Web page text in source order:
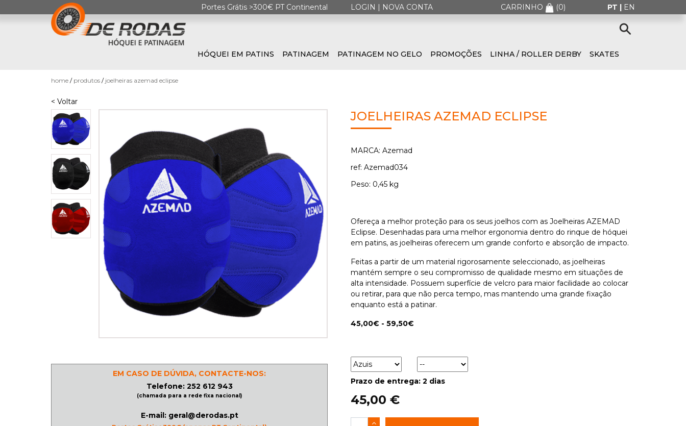
Portes Grátis >300€ PT Continental LOGIN | NOVA CONTA
HÓQUEI
PATINAGEM
CARRINHO (0) PT | EN
HÓQUEI EM PATINS PATINAGEM PATINAGEM NO GELO PROMOÇÕES LINHA / ROLLER DERBY SKATES
home produtos joelheiras azemad eclipse
< Voltar
EM CASO DE DÚVIDA, CONTACTE-NOS:
Telefone: 252 612 943
(chamada para a rede fixa nacional)
E-mail: geral@derodas.pt
JOELHEIRAS AZEMAD ECLIPSE
MARCA: Azemad
ref: Azemad034
Peso: 0,45 kg
Ofereça a melhor proteção para os seus joelhos com as Joelheiras AZEMAD
Eclipse. Desenhadas para uma melhor ergonomia dentro do rinque de hóquei
em patins, as joelheiras oferecem um grande conforto e absorção de impacto.
Feitas a partir de um material rigorosamente seleccionado, as joelheiras
mantém sempre o seu compromisso de qualidade mesmo em situações de
alta intensidade. Possuem superfície de velcro para maior facilidade ao colocar
ou retirar, para que não perca tempo, mas mantendo uma grande fixação
enquanto está a patinar.
45,00€ - 59,50€
Prazo de entrega: 2 dias
45,00 €